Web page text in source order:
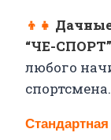
👦👧
“ЧЕ-СПОРТ”
любого
спортсмена.